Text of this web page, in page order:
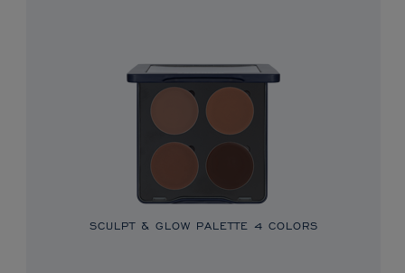
SCULPT & GLOW PALETTE 4 COLORS